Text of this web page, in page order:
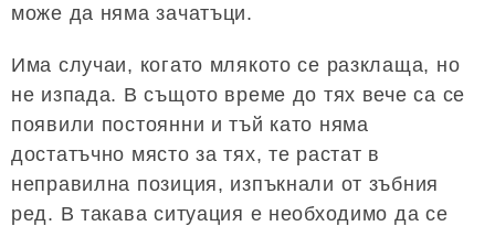
може да няма зачатъци.
Има случаи, когато млякото се разклаща, но
не изпада. В същото време до тях вече са се
появили постоянни и тъй като няма
достатъчно място за тях, те растат в
неправилна позиция, изпъкнали от зъбния
ред. В такава ситуация е необходимо да се